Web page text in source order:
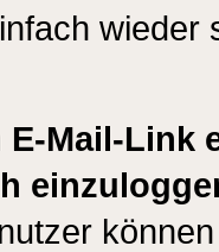
wieder
E-Mail-Link